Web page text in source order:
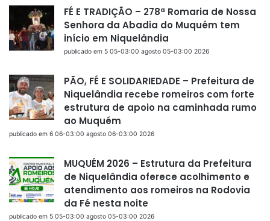
FÉ E TRADIÇÃO – 278ª Romaria de Nossa
Senhora da Abadia do Muquém tem
início em Niquelândia
publicado em 5 05-03:00 agosto 05-03:00 2026
PÃO, FÉ E SOLIDARIEDADE – Prefeitura de
Niquelândia recebe romeiros com forte
estrutura de apoio na caminhada rumo
ao Muquém
publicado em 6 06-03:00 agosto 06-03:00 2026
MUQUÉM 2026 – Estrutura da Prefeitura
de Niquelândia oferece acolhimento e
atendimento aos romeiros na Rodovia
da Fé nesta noite
publicado em 5 05-03:00 agosto 05-03:00 2026